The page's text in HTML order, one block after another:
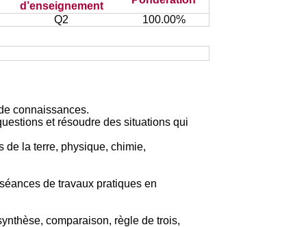
d’enseignement
Q2 100.00%
connaissances.
et résoudre des situations qui
de la terre, physique, chimie,
de travaux pratiques en
comparaison, règle de trois,